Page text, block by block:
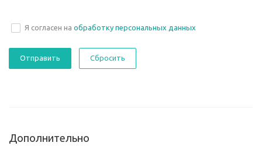
Я согласен на обработку персональных данных
Сбросить
Дополнительно